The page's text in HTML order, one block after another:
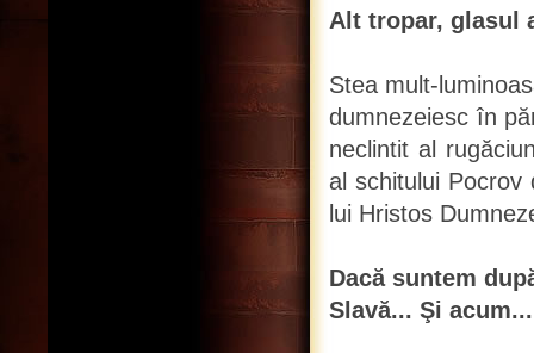
Alt tropar, glasul
Stea mult-
dumnezeiesc în
neclintit al
al schitului Pocrov
lui Hristos
Dacă suntem
Slavă... Şi